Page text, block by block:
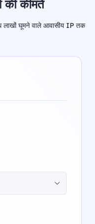
की कीमतें
घूमने वाले आवासीय IP तक